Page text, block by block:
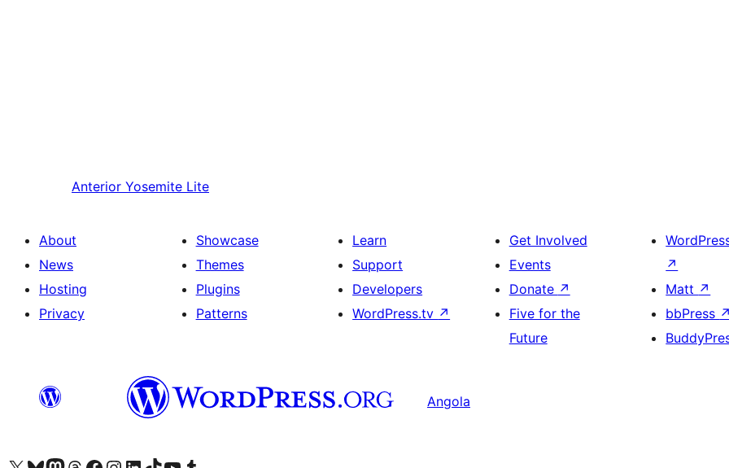
Anterior Yosemite Lite
About
News
Hosting
Privacy
Showcase
Themes
Plugins
Patterns
Learn
Support
Developers
WordPress.tv ↗
Get Involved
Events
Donate ↗
Five for the
Future
↗
Matt ↗
bbPress ↗
Angola